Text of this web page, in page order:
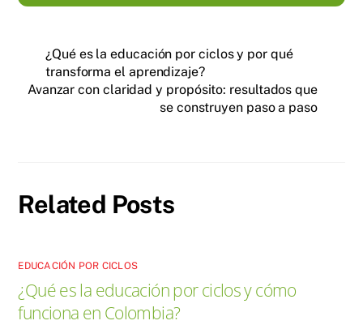
¿Qué es la educación por ciclos y por qué
transforma el aprendizaje?
Avanzar con claridad y propósito: resultados que
se construyen paso a paso
Related Posts
EDUCACIÓN POR CICLOS
¿Qué es la educación por ciclos y cómo
funciona en Colombia?